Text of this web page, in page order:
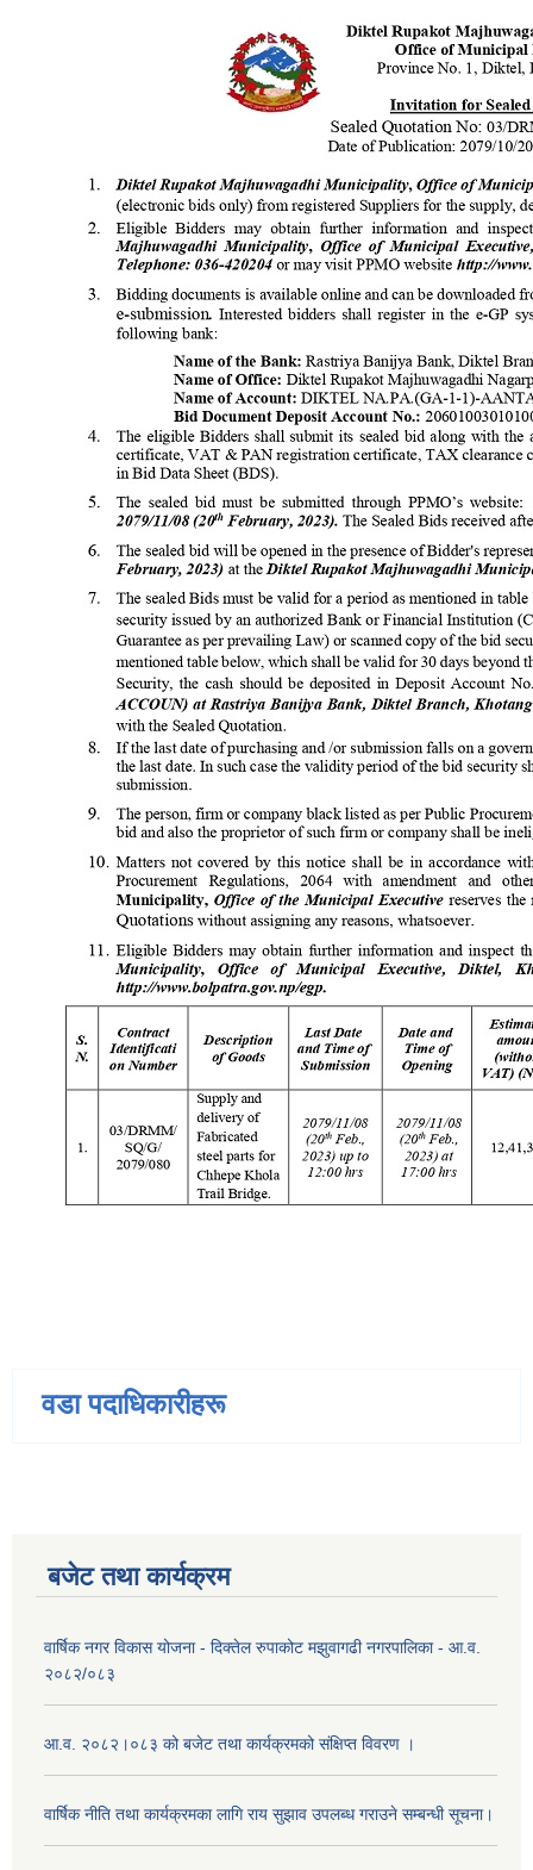
वडा पदाधिकारीहरू
बजेट तथा कार्यक्रम
वार्षिक नगर विकास योजना - दिक्तेल रुपाकोट मझुवागढी नगरपालिका - आ.व.
२०८२/०८३
आ.व. २०८२।०८३ को बजेट तथा कार्यक्रमको संक्षिप्त विवरण ।
वार्षिक नीति तथा कार्यक्रमका लागि राय सुझाव उपलब्ध गराउने सम्बन्धी सूचना।